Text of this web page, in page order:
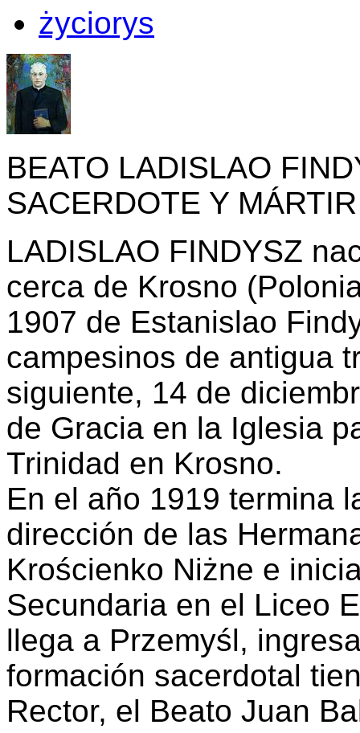
życiorys
BEATO LADISLAO
SACERDOTE Y MÁRTIR
LADISLAO FINDYSZ
cerca de Krosno
1907 de Estanislao
campesinos de antigua
siguiente, 14 de
de Gracia en la Iglesia
Trinidad en Krosno.
En el año 1919 termina
dirección de las
Krościenko Niżne e
Secundaria en el Liceo
llega a Przemyśl,
formación sacerdotal
Rector, el Beato Juan